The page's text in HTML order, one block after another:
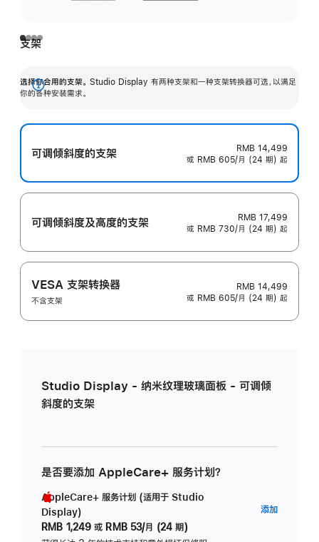
支架
选择你合用的支架。 Studio Display 有两种支架和一种支架转换器可选，以满足
你的各种安装需求。
展
可调倾斜度的支架
RMB 14,499
或 RMB 605/月 (24 期) 起
可调倾斜度及高‍度的支‍架
RMB 17,499
或 RMB 730/月 (24 期) 起
VESA 支架转换器
不含支架
RMB 14,499
或 RMB 605/月 (24 期) 起
Studio Display - 纳米纹理玻璃面板 - 可调倾
斜度的支架
是否要添加 AppleCare+ 服务计划？
AppleCare+ 服务计划 (适用于 Studio
Display)
RMB 1,249 或 RMB 53/月 (24 期)
添加